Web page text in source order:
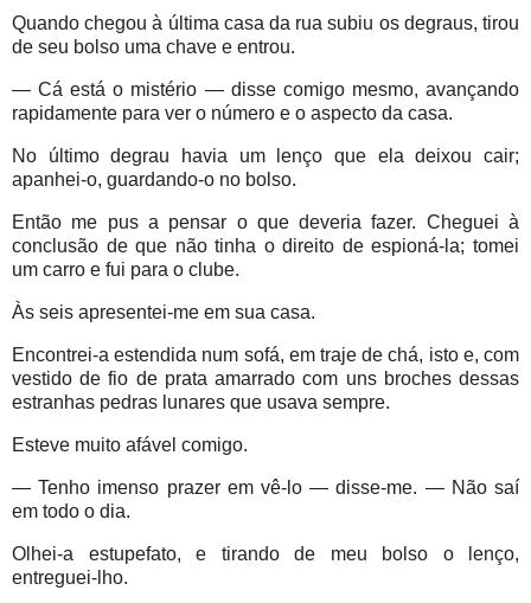
Quando chegou à última casa da rua subiu os degraus, tirou
de seu bolso uma chave e entrou.
— Cá está o mistério — disse comigo mesmo, avançando
rapidamente para ver o número e o aspecto da casa.
No último degrau havia um lenço que ela deixou cair;
apanhei-o, guardando-o no bolso.
Então me pus a pensar o que deveria fazer. Cheguei à
conclusão de que não tinha o direito de espioná-la; tomei
um carro e fui para o clube.
Às seis apresentei-me em sua casa.
Encontrei-a estendida num sofá, em traje de chá, isto e, com
vestido de fio de prata amarrado com uns broches dessas
estranhas pedras lunares que usava sempre.
Esteve muito afável comigo.
— Tenho imenso prazer em vê-lo — disse-me. — Não saí
em todo o dia.
Olhei-a estupefato, e tirando de meu bolso o lenço,
entreguei-lho.